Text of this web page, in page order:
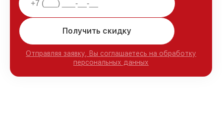
Получить скидку
Отправляя заявку, Вы соглашаетесь на обработку
персональных данных